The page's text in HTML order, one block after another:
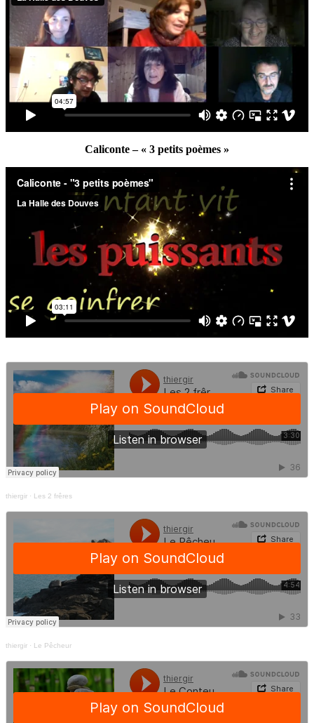
Caliconte – « 3 petits poèmes »
thiergir · Les 2 frêres
thiergir · Le Pêcheur